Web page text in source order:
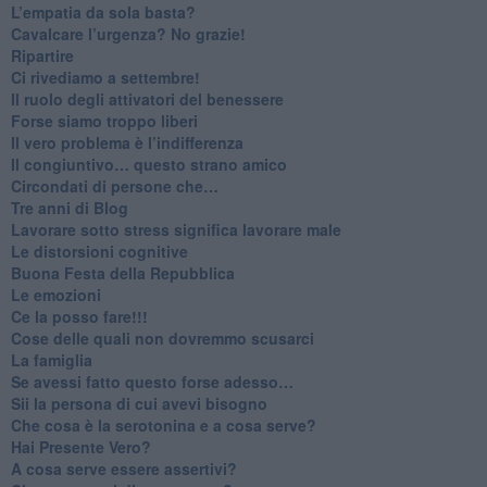
​L’empatia da sola basta?
​Cavalcare l’urgenza? No grazie!
Ripartire
​Ci rivediamo a settembre!
​Il ruolo degli attivatori del benessere
​Forse siamo troppo liberi
​Il vero problema è l’indifferenza
​Il congiuntivo… questo strano amico
​Circondati di persone che…
​Tre anni di Blog
​Lavorare sotto stress significa lavorare male
​Le distorsioni cognitive
​Buona Festa della Repubblica
Le emozioni
​Ce la posso fare!!!
​Cose delle quali non dovremmo scusarci
​La famiglia
​Se avessi fatto questo forse adesso…
​Sii la persona di cui avevi bisogno
Che cosa è la serotonina e a cosa serve?
​Hai Presente Vero?
A cosa serve essere assertivi?